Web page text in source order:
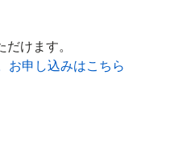
けます。
お申し込みはこちら